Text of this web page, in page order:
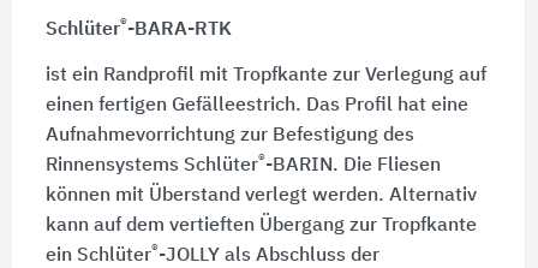
Schlüter®-BARA-RTK
ist ein Randprofil mit Tropfkante zur Verlegung auf
einen fertigen Gefälleestrich. Das Profil hat eine
Aufnahmevorrichtung zur Befestigung des
Rinnensystems Schlüter®-BARIN. Die Fliesen
können mit Überstand verlegt werden. Alternativ
kann auf dem vertieften Übergang zur Tropfkante
ein Schlüter®-JOLLY als Abschluss der